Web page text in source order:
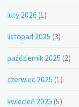
luty 2026 (1)
listopad 2025 (3)
październik 2025 (2)
czerwiec 2025 (1)
kwiecień 2025 (5)